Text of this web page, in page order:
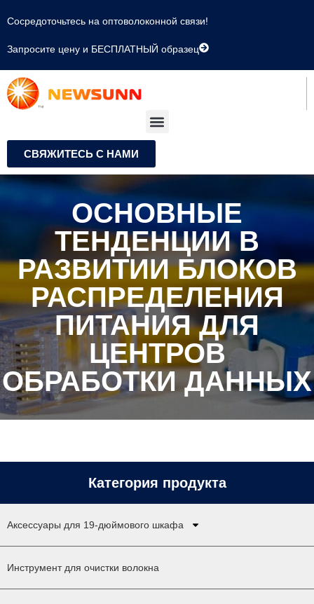
Сосредоточьтесь на оптоволоконной связи!
Запросите цену и БЕСПЛАТНЫЙ образец
СВЯЖИТЕСЬ С НАМИ
ОСНОВНЫЕ
ТЕНДЕНЦИИ В
РАЗВИТИИ БЛОКОВ
РАСПРЕДЕЛЕНИЯ
ПИТАНИЯ ДЛЯ
ЦЕНТРОВ
ОБРАБОТКИ ДАННЫХ
Категория продукта
Аксессуары для 19-дюймового шкафа
Инструмент для очистки волокна